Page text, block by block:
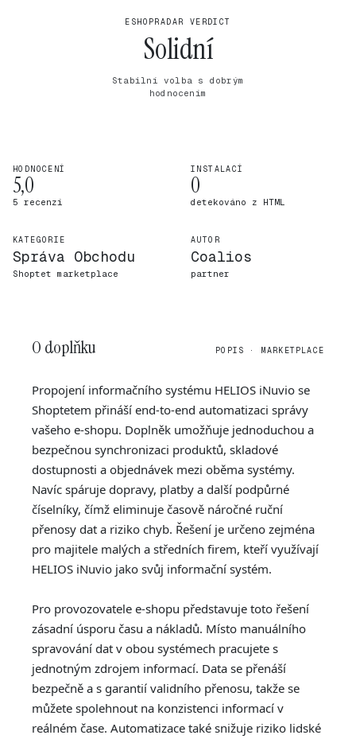
ESHOPRADAR VERDICT
Solidní
Stabilní volba s dobrým
hodnocením
HODNOCENÍ
5,0
5 recenzí
INSTALACÍ
0
detekováno z HTML
KATEGORIE
Správa Obchodu
Shoptet marketplace
AUTOR
Coalios
partner
O doplňku POPIS · MARKETPLACE
Propojení informačního systému HELIOS iNuvio se
Shoptetem přináší end-to-end automatizaci správy
vašeho e-shopu. Doplněk umožňuje jednoduchou a
bezpečnou synchronizaci produktů, skladové
dostupnosti a objednávek mezi oběma systémy.
Navíc spáruje dopravy, platby a další podpůrné
číselníky, čímž eliminuje časově náročné ruční
přenosy dat a riziko chyb. Řešení je určeno zejména
pro majitele malých a středních firem, kteří využívají
HELIOS iNuvio jako svůj informační systém.
Pro provozovatele e-shopu představuje toto řešení
zásadní úsporu času a nákladů. Místo manuálního
spravování dat v obou systémech pracujete s
jednotným zdrojem informací. Data se přenáší
bezpečně a s garantií validního přenosu, takže se
můžete spolehnout na konzistenci informací v
reálném čase. Automatizace také snižuje riziko lidské